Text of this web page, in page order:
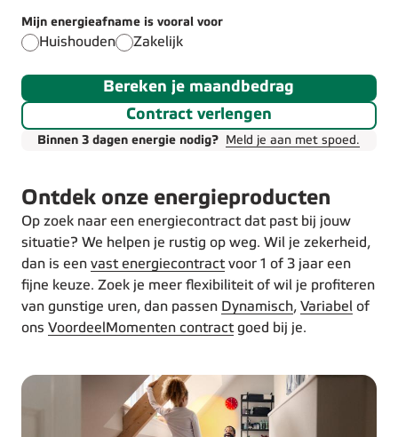
Mijn energieafname is vooral voor
Huishouden Zakelijk
Bereken je maandbedrag
Contract verlengen
Binnen 3 dagen energie nodig? Meld je aan met spoed.
Ontdek onze energieproducten
Op zoek naar een energiecontract dat past bij jouw
situatie? We helpen je rustig op weg. Wil je zekerheid,
dan is een vast energiecontractvoor 1 of 3 jaar een
fijne keuze. Zoek je meer flexibiliteit of wil je profiteren
van gunstige uren, dan passen Dynamisch, Variabel of
ons VoordeelMomenten contractgoed bij je.